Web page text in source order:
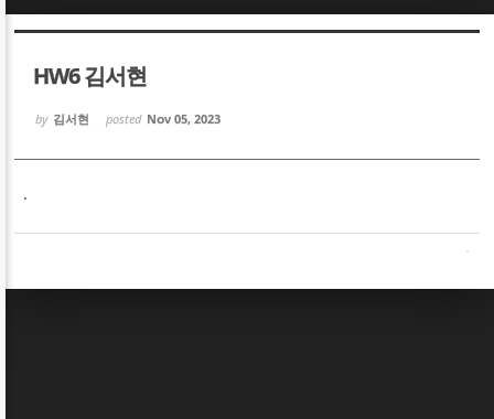
HW6 김서현
by 김서현 posted Nov 05, 2023
.
Sketchbook5, 스케치북5
Sketchbook5, 스케치북5
Sketchbook5, 스케치북5
Sketchbook5, 스케치북5